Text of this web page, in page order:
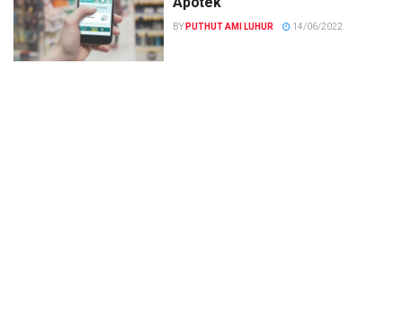
BY PUTHUT AMI LUHUR 14/06/2022